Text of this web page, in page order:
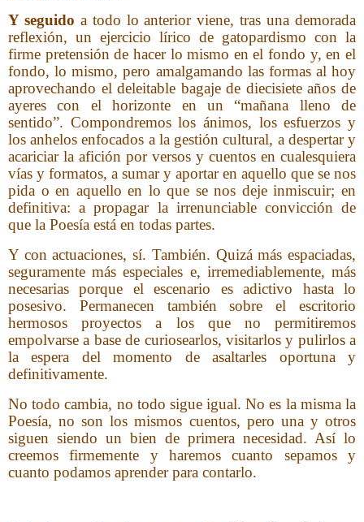
Y seguido a todo lo anterior viene, tras una demorada
reflexión, un ejercicio lírico de gatopardismo con la
firme pretensión de hacer lo mismo en el fondo y, en el
fondo, lo mismo, pero amalgamando las formas al hoy
aprovechando el deleitable bagaje de diecisiete años de
ayeres con el horizonte en un “mañana lleno de
sentido”. Compondremos los ánimos, los esfuerzos y
los anhelos enfocados a la gestión cultural, a despertar y
acariciar la afición por versos y cuentos en cualesquiera
vías y formatos, a sumar y aportar en aquello que se nos
pida o en aquello en lo que se nos deje inmiscuir; en
definitiva: a propagar la irrenunciable convicción de
que la Poesía está en todas partes.
Y con actuaciones, sí. También. Quizá más espaciadas,
seguramente más especiales e, irremediablemente, más
necesarias porque el escenario es adictivo hasta lo
posesivo. Permanecen también sobre el escritorio
hermosos proyectos a los que no permitiremos
empolvarse a base de curiosearlos, visitarlos y pulirlos a
la espera del momento de asaltarles oportuna y
definitivamente.
No todo cambia, no todo sigue igual. No es la misma la
Poesía, no son los mismos cuentos, pero una y otros
siguen siendo un bien de primera necesidad. Así lo
creemos firmemente y haremos cuanto sepamos y
cuanto podamos aprender para contarlo.